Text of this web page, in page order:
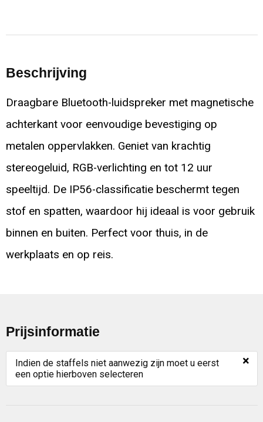
Beschrijving
Draagbare Bluetooth-luidspreker met magnetische
achterkant voor eenvoudige bevestiging op
metalen oppervlakken. Geniet van krachtig
stereogeluid, RGB-verlichting en tot 12 uur
speeltijd. De IP56-classificatie beschermt tegen
stof en spatten, waardoor hij ideaal is voor gebruik
binnen en buiten. Perfect voor thuis, in de
werkplaats en op reis.
Prijsinformatie
Indien de staffels niet aanwezig zijn moet u eerst
een optie hierboven selecteren
×